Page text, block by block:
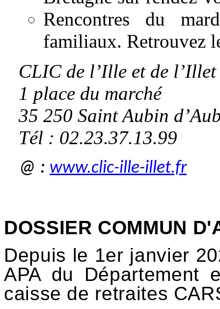
Rencontres du
familiaux. Retrouvez
CLIC de l’Ille et de l’Illet
1 place du marché
35 250 Saint Aubin
Tél : 02.23.37.13.99
@ : www.clic-ille-illet.fr
DOSSIER COMMUN
Depuis le 1er janvier
APA du Département
caisse de retraites